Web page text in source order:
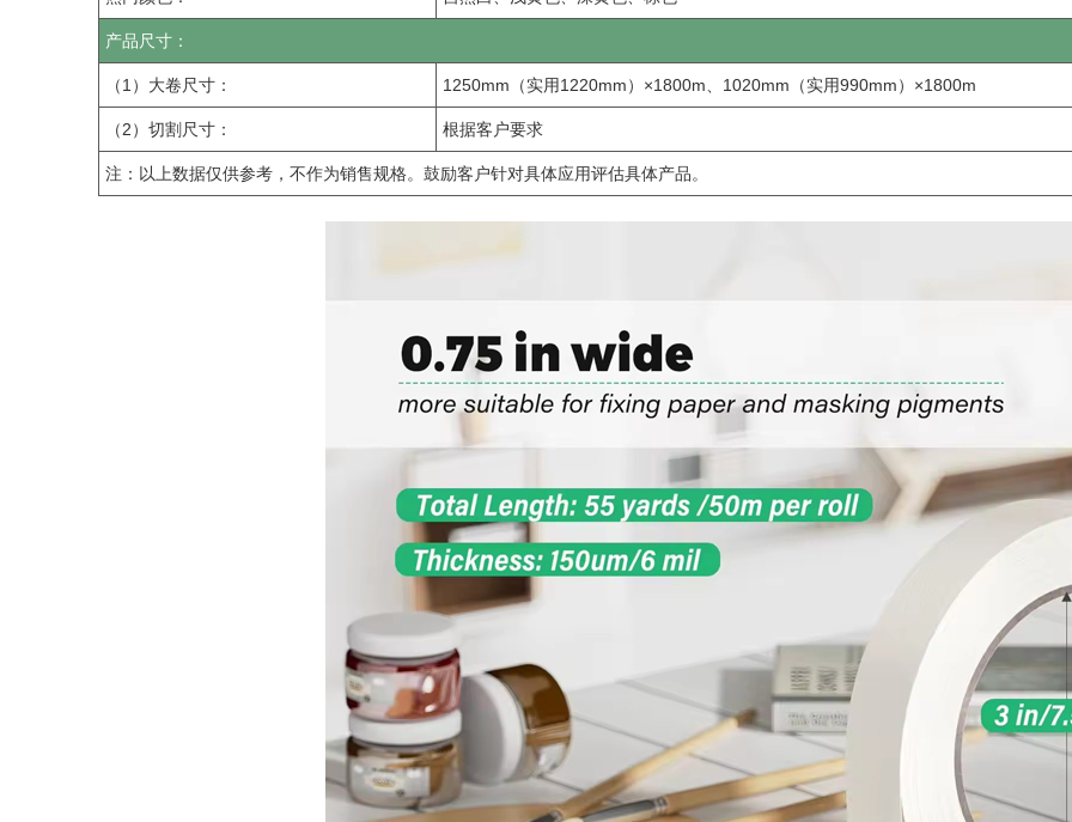
产品尺寸：
（1）大卷尺寸： 1250mm（实用1220mm）×1800m、1020mm（实用990mm）×1800m
（2）切割尺寸： 根据客户要求
注：以上数据仅供参考，不作为销售规格。鼓励客户针对具体应用评估具体产品。